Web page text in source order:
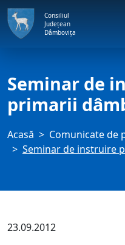
Consiliul
Județean
Dâmbovița
Seminar de
primarii
Acasă
Comunicate de
Seminar de instruire
23.09.2012